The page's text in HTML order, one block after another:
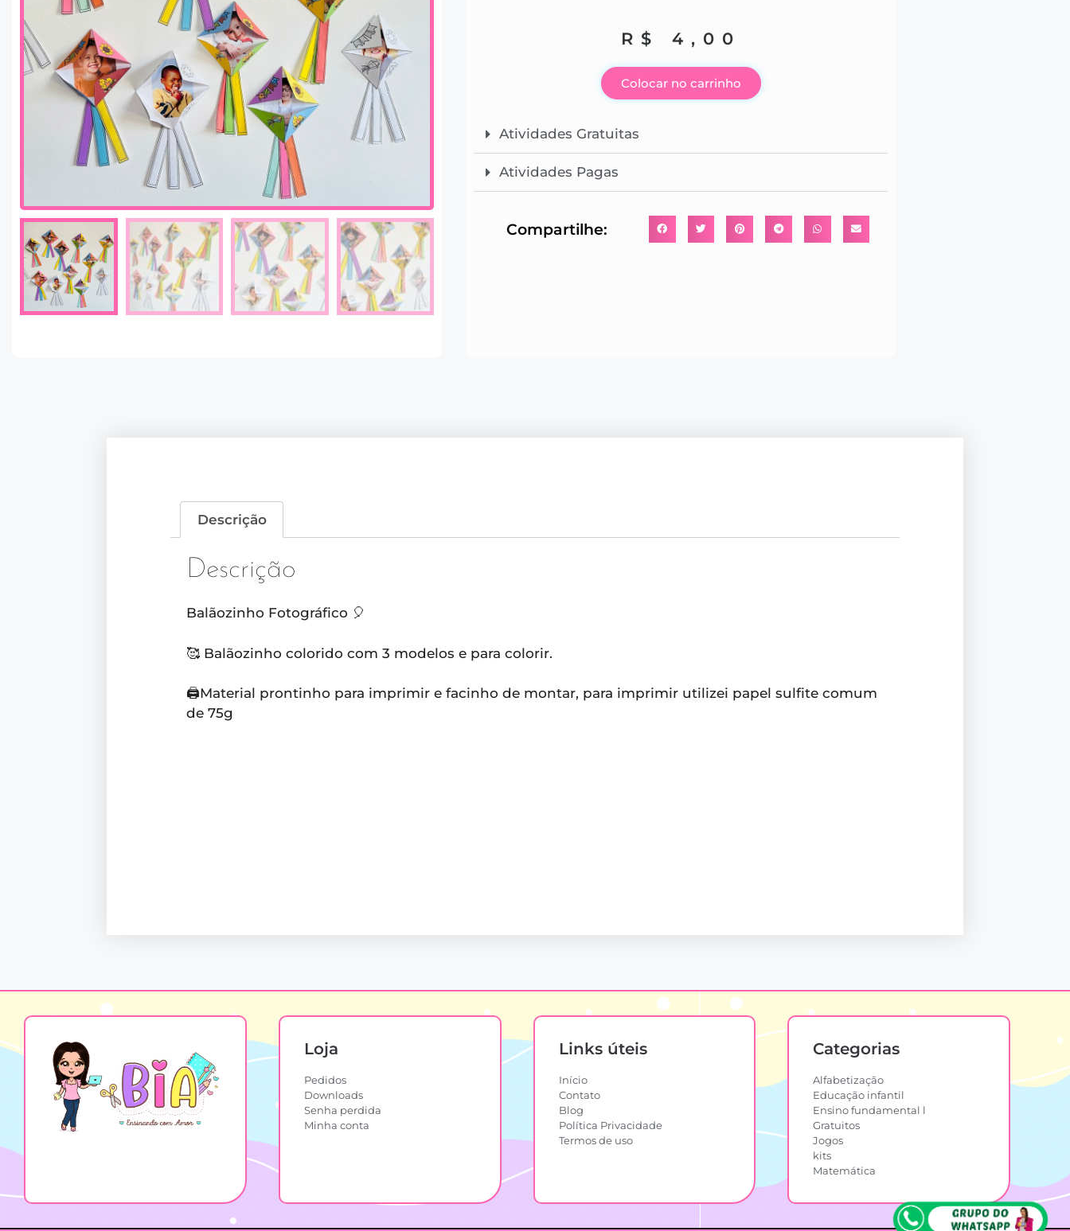
R$ 4,00
Colocar no carrinho
Atividades Gratuitas
Atividades Pagas
Compartilhe:
Descrição
Descrição
Balãozinho Fotográfico 🎈
🥰 Balãozinho colorido com 3 modelos e para colorir.
🖨️Material prontinho para imprimir e facinho de montar, para imprimir utilizei papel sulfite comum
de 75g
Loja
Pedidos
Downloads
Senha perdida
Minha conta
Links úteis
Início
Contato
Blog
Política Privacidade
Termos de uso
Categorias
Alfabetização
Educação infantil
Ensino fundamental l
Gratuitos
Jogos
kits
Matemática